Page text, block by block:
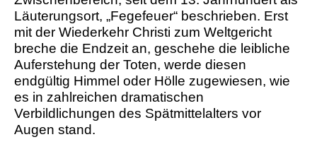
Läuterungsort, „Fegefeuer“ beschrieben. Erst
mit der Wiederkehr Christi zum Weltgericht
breche die Endzeit an, geschehe die leibliche
Auferstehung der Toten, werde diesen
endgültig Himmel oder Hölle zugewiesen, wie
es in zahlreichen dramatischen
Verbildlichungen des Spätmittelalters vor
Augen stand.